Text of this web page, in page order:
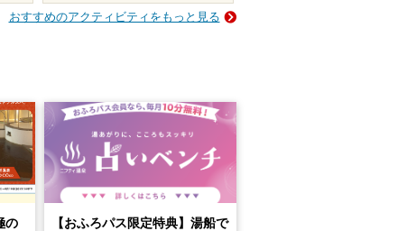
おすすめのアクティビティをもっと見る
の
【おふろパス限定特典】湯船で